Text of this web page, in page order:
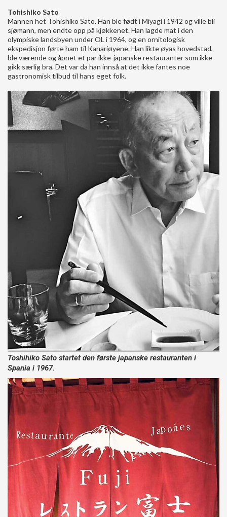
Tohishiko Sato
Mannen het Tohishiko Sato. Han ble født i Miyagi i 1942 og ville bli
sjømann, men endte opp på kjøkkenet. Han lagde mat i den
olympiske landsbyen under OL i 1964, og en ornitologisk
ekspedisjon førte ham til Kanariøyene. Han likte øyas hovedstad,
ble værende og åpnet et par ikke-japanske restauranter som ikke
gikk særlig bra. Det var da han innså at det ikke fantes noe
gastronomisk tilbud til hans eget folk.
Toshihiko Sato startet den første japanske restauranten i
Spania i 1967.